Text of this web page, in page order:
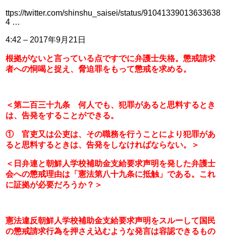
ttps://twitter.com/shinshu_saisei/status/91041339013633638
4 …
4:42 – 2017年9月21日
根拠がないと言っている点ですでに弁護士失格。懲戒請求
者への恫喝と捉え、脅迫罪をもって懲戒を求める。
＜第二百三十九条　何人でも、犯罪があると思料するとき
は、告発をすることができる。
①　官吏又は公吏は、その職務を行うことにより犯罪があ
ると思料するときは、告発をしなければならない。＞
＜日弁連と朝鮮人学校補助金支給要求声明を発した弁護士
会への懲戒理由は「憲法第八十九条に抵触」である。これ
に証拠が必要だろうか？＞
憲法違反朝鮮人学校補助金支給要求声明をスルーして国民
の懲戒請求行為を押さえ込むような発言は容認できるもの